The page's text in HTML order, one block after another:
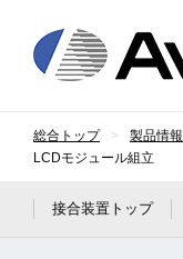
総合トップ 製品情報
LCDモジュール組立
接合装置トップ